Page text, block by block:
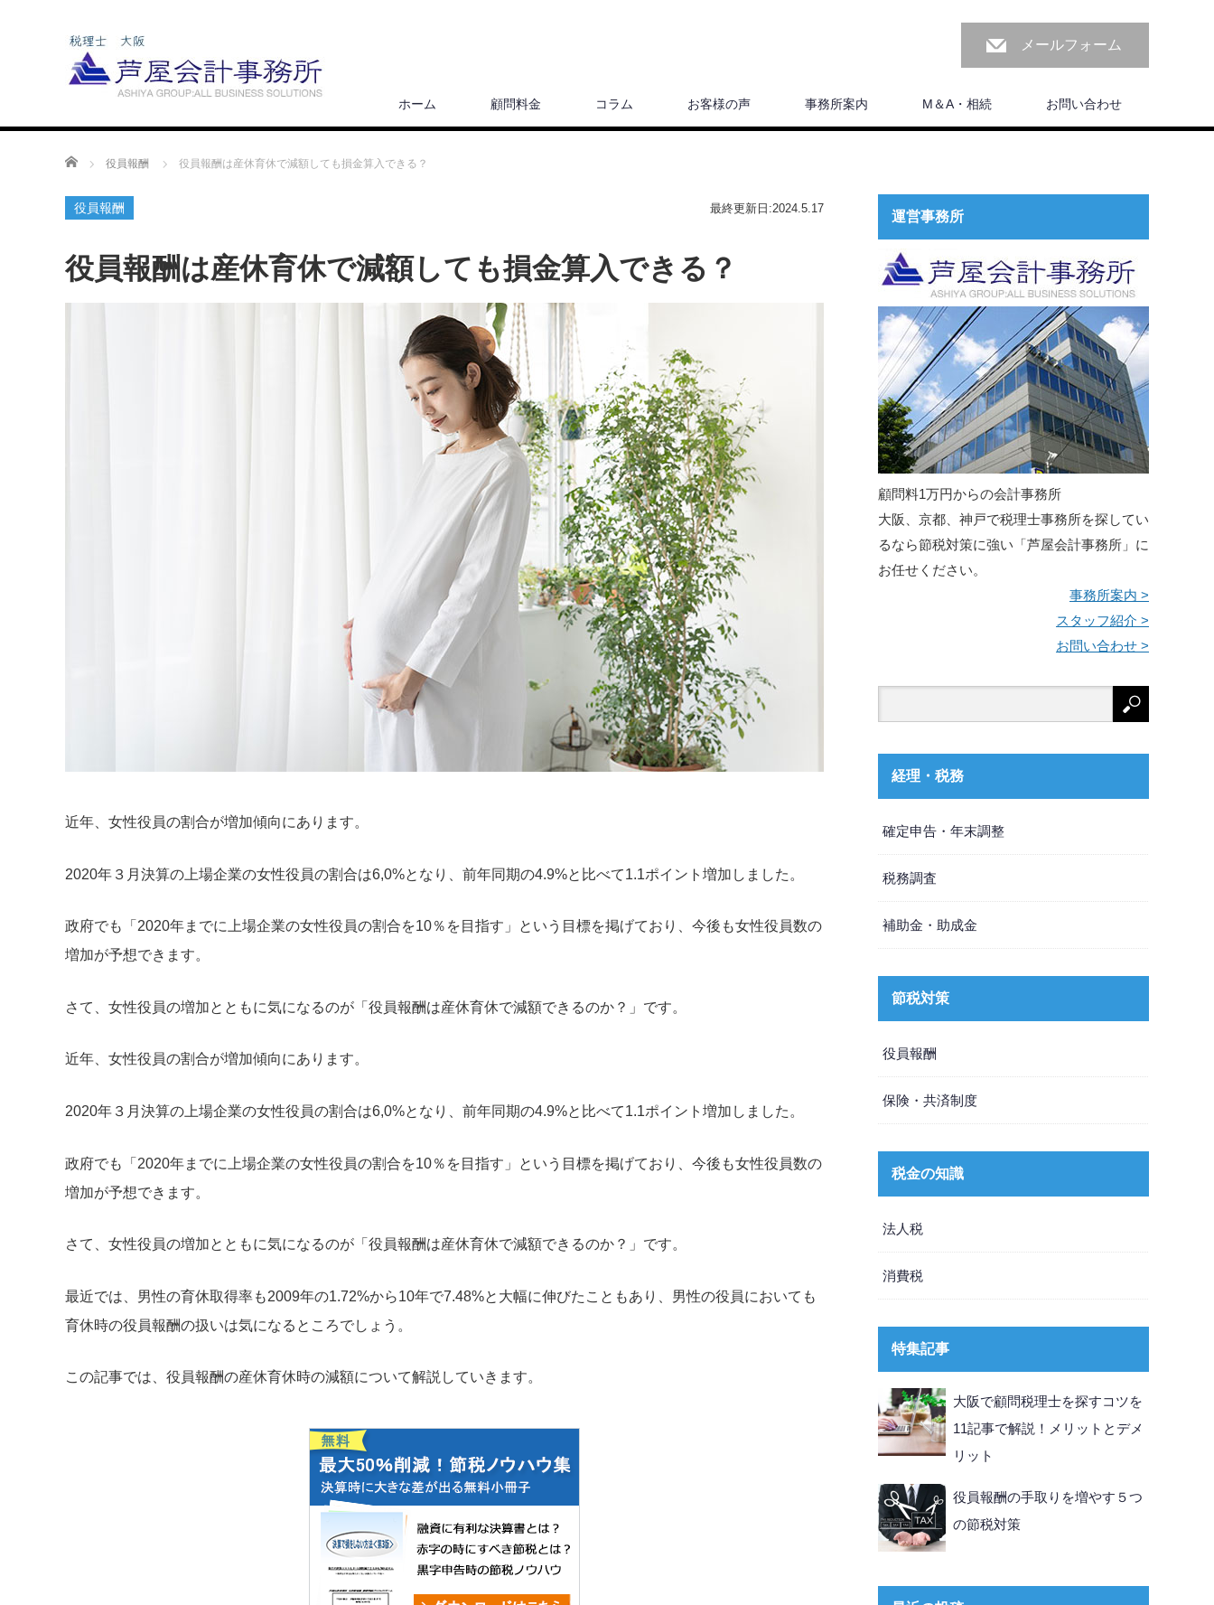
メールフォーム
ホーム 顧問料金 コラム お客様の声 事務所案内 M＆A・相続 お問い合わせ
ホーム
役員報酬 役員報酬は産休育休で減額しても損金算入できる？
役員報酬 最終更新日:2024.5.17
役員報酬は産休育休で減額しても損金算入できる？
近年、女性役員の割合が増加傾向にあります。
2020年３月決算の上場企業の女性役員の割合は6,0%となり、前年同期の4.9%と比べて1.1ポイント増加しました。
政府でも「2020年までに上場企業の女性役員の割合を10％を目指す」という目標を掲げており、今後も女性役員数の
増加が予想できます。
さて、女性役員の増加とともに気になるのが「役員報酬は産休育休で減額できるのか？」です。
近年、女性役員の割合が増加傾向にあります。
2020年３月決算の上場企業の女性役員の割合は6,0%となり、前年同期の4.9%と比べて1.1ポイント増加しました。
政府でも「2020年までに上場企業の女性役員の割合を10％を目指す」という目標を掲げており、今後も女性役員数の
増加が予想できます。
さて、女性役員の増加とともに気になるのが「役員報酬は産休育休で減額できるのか？」です。
最近では、男性の育休取得率も2009年の1.72%から10年で7.48%と大幅に伸びたこともあり、男性の役員においても
育休時の役員報酬の扱いは気になるところでしょう。
この記事では、役員報酬の産休育休時の減額について解説していきます。
運営事務所
顧問料1万円からの会計事務所
大阪、京都、神戸で税理士事務所を探してい
るなら節税対策に強い「芦屋会計事務所」に
お任せください。
事務所案内 >
スタッフ紹介 >
お問い合わせ >
経理・税務
確定申告・年末調整
税務調査
補助金・助成金
節税対策
役員報酬
保険・共済制度
税金の知識
法人税
消費税
特集記事
大阪で顧問税理士を探すコツを
11記事で解説！メリットとデメ
リット
役員報酬の手取りを増やす５つ
の節税対策